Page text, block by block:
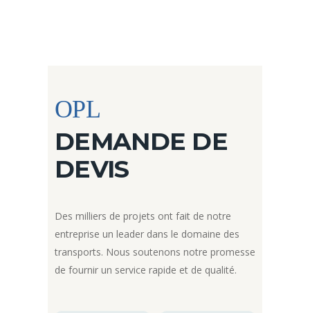
OPL
DEMANDE DE
DEVIS
Des milliers de projets ont fait de notre
entreprise un leader dans le domaine des
transports. Nous soutenons notre promesse
de fournir un service rapide et de qualité.